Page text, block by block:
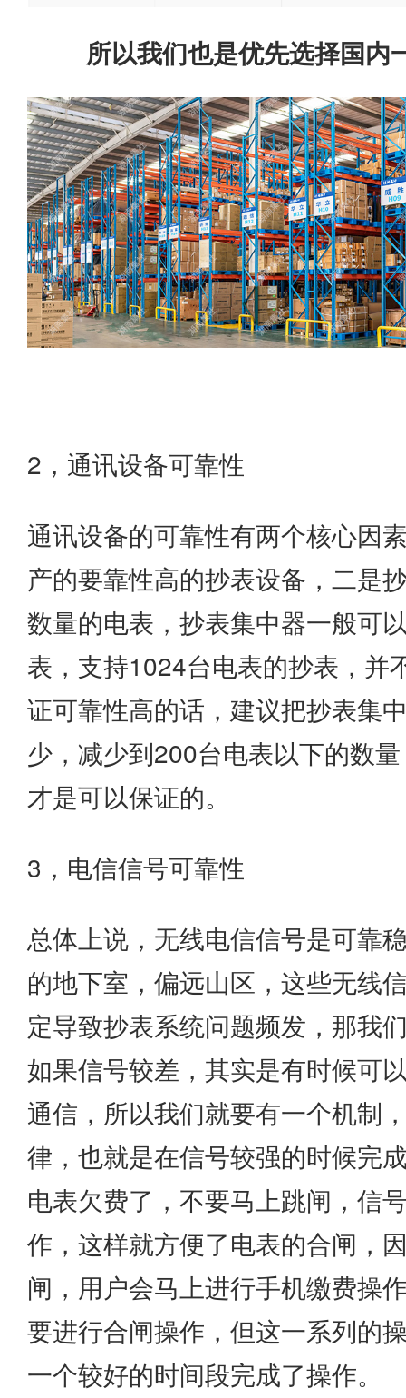
所以我们也是优先选择国内
2，通讯设备可靠性
通讯设备的可靠性有两个核心因
产的要靠性高的抄表设备，二是
数量的电表，抄表集中器一般可
表，支持1024台电表的抄表，并
证可靠性高的话，建议把抄表集
少，减少到200台电表以下的数
才是可以保证的。
3，电信信号可靠性
总体上说，无线电信信号是可靠
的地下室，偏远山区，这些无线
定导致抄表系统问题频发，那我
如果信号较差，其实是有时候可
通信，所以我们就要有一个机制
律，也就是在信号较强的时候完
电表欠费了，不要马上跳闸，信
作，这样就方便了电表的合闸，
闸，用户会马上进行手机缴费操
要进行合闸操作，但这一系列的
一个较好的时间段完成了操作。